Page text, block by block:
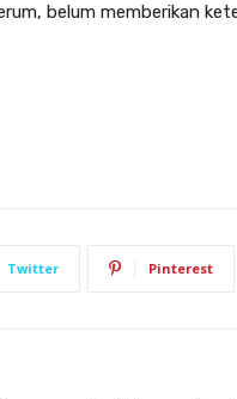
belum memberikan
Twitter Pinterest